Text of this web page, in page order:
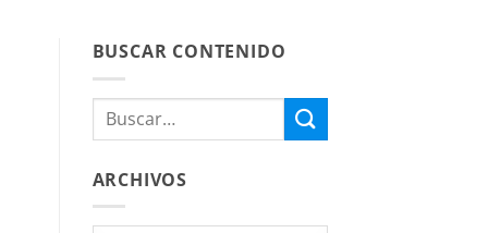
BUSCAR CONTENIDO
ARCHIVOS